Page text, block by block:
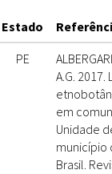
Estado
PE
A.G.
em
Unidade
município
Brasil.